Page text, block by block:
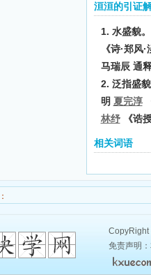
洹洹的引证
1. 水盛貌。
《诗·郑风·
马瑞辰 通
2. 泛指盛貌
明 夏完淳
林纾《诰
相关词语
CopyRight
免责声明